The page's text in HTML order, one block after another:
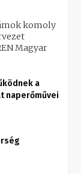
komoly
Magyar
a
naperőművei